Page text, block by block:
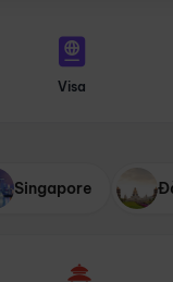
Visa
Singapore